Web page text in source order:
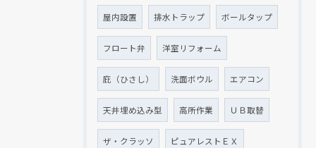
屋内設置 排水トラップ ボールタップ
フロート弁 洋室リフォーム
庇（ひさし） 洗面ボウル エアコン
天井埋め込み型 高所作業 ＵＢ取替
ザ・クラッソ ピュアレストＥＸ